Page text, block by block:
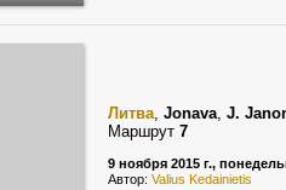
Литва, Jonava, J.
Маршрут 7
9 ноября 2015 г.,
Автор: Valius Kedainietis